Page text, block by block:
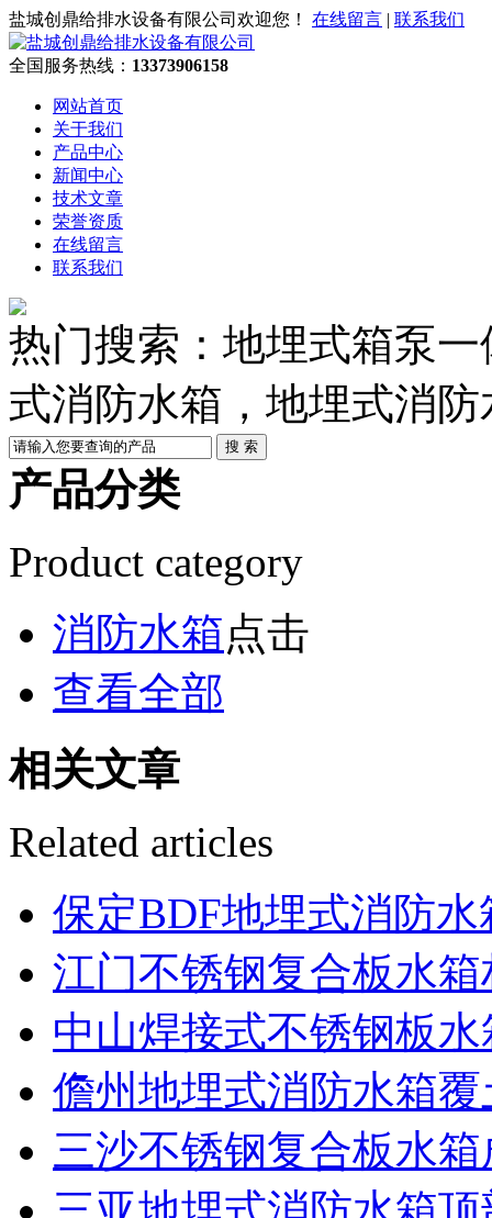
盐城创鼎给排水设备有限公司欢迎您！ 在线留言 | 联系我们
全国服务热线： 13373906158
网站首页
关于我们
产品中心
新闻中心
技术文章
荣誉资质
在线留言
联系我们
热门搜索：地埋式箱泵
式消防水箱，地埋式消
产品分类
Product category
消防水箱点击
查看全部
相关文章
Related articles
保定BDF地埋式消防
江门不锈钢复合板水箱
中山焊接式不锈钢板
儋州地埋式消防水箱覆
三沙不锈钢复合板水